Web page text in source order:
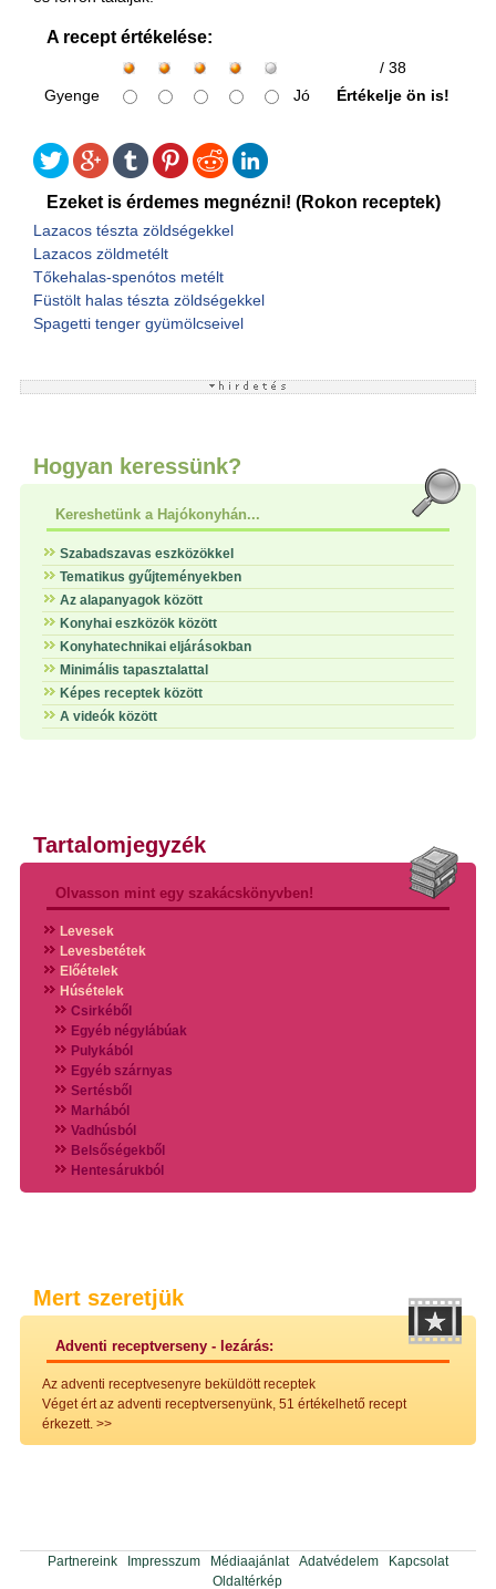
A recept értékelése:
/ 38
Gyenge
Jó Értékelje ön is!
Ezeket is érdemes megnézni! (Rokon receptek)
Lazacos tészta zöldségekkel
Lazacos zöldmetélt
Tőkehalas-spenótos metélt
Füstölt halas tészta zöldségekkel
Spagetti tenger gyümölcseivel
Hogyan keressünk?
Kereshetünk a Hajókonyhán...
Szabadszavas eszközökkel
Tematikus gyűjteményekben
Az alapanyagok között
Konyhai eszközök között
Konyhatechnikai eljárásokban
Minimális tapasztalattal
Képes receptek között
A videók között
Tartalomjegyzék
Olvasson mint egy szakácskönyvben!
Levesek
Levesbetétek
Előételek
Húsételek
Csirkéből
Egyéb négylábúak
Pulykából
Egyéb szárnyas
Sertésből
Marhából
Vadhúsból
Belsőségekből
Hentesárukból
Vadszárnyasokból
Köretek
Klasszikus főzelékek
Zöldséges ételek
Hidegkonyhai készítmények
Főtt tészták
Zsiradékban sült tészták
Sütőben sült tészták
Házi befőzés
Pácok
Mert szeretjük
Adventi receptverseny - lezárás:
Az adventi receptvesenyre beküldött receptek
Véget ért az adventi receptversenyünk, 51 értékelhető recept
érkezett. >>
Partnereink Impresszum Médiaajánlat Adatvédelem
Kapcsolat
Oldaltérkép